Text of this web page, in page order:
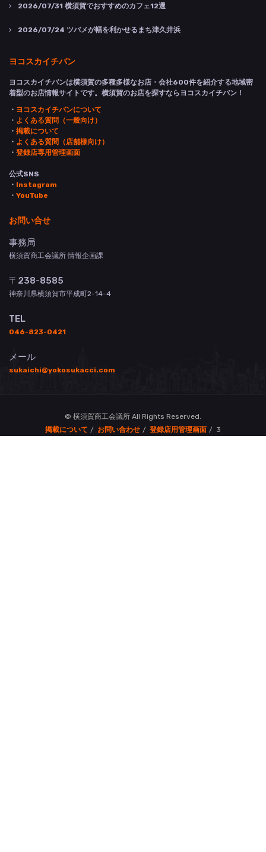
2026/07/31 横須賀でおすすめのカフェ12選
2026/07/24 ツバメが幅を利かせるまち津久井浜
ヨコスカイチバン
ヨコスカイチバンは横須賀の多種多様なお店・会社600件を紹介する地域密
着型のお店情報サイトです。横須賀のお店を探すならヨコスカイチバン！
・ ヨコスカイチバンについて
・ よくある質問（一般向け）
・ 掲載について
・ よくある質問（店舗様向け）
・ 登録店専用管理画面
公式SNS
・ Instagram
・ YouTube
お問い合せ
事務局
横須賀商工会議所 情報企画課
〒238-8585
神奈川県横須賀市平成町2-14-4
TEL
046-823-0421
メール
sukaichi@yokosukacci.com
© 横須賀商工会議所 All Rights Reserved.
掲載について
お問い合わせ 登録店用管理画面 3